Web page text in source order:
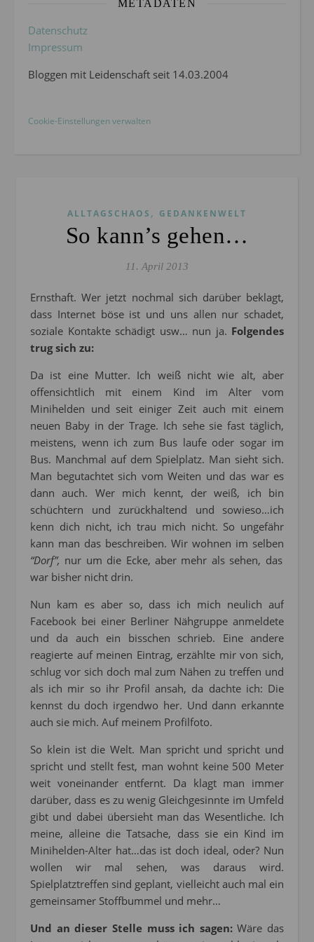
METADATEN
Datenschutz
Impressum
Bloggen mit Leidenschaft seit 14.03.2004
Cookie-Einstellungen verwalten
ALLTAGSCHAOS , GEDANKENWELT
So kann’s gehen…
11. April 2013
Ernsthaft. Wer jetzt nochmal sich darüber beklagt,
dass Internet böse ist und uns allen nur schadet,
soziale Kontakte schädigt usw… nun ja. Folgendes
trug sich zu:
Da ist eine Mutter. Ich weiß nicht wie alt, aber
offensichtlich mit einem Kind im Alter vom
Minihelden und seit einiger Zeit auch mit einem
neuen Baby in der Trage. Ich sehe sie fast täglich,
meistens, wenn ich zum Bus laufe oder sogar im
Bus. Manchmal auf dem Spielplatz. Man sieht sich.
Man begutachtet sich vom Weiten und das war es
dann auch. Wer mich kennt, der weiß, ich bin
schüchtern und zurückhaltend und sowieso…ich
kenn dich nicht, ich trau mich nicht. So ungefähr
kann man das beschreiben. Wir wohnen im selben
“Dorf”, nur um die Ecke, aber mehr als sehen, das
war bisher nicht drin.
Nun kam es aber so, dass ich mich neulich auf
Facebook bei einer Berliner Nähgruppe anmeldete
und da auch ein bisschen schrieb. Eine andere
reagierte auf meinen Eintrag, erzählte mir von sich,
schlug vor sich doch mal zum Nähen zu treffen und
als ich mir so ihr Profil ansah, da dachte ich: Die
kennst du doch irgendwo her. Und dann erkannte
auch sie mich. Auf meinem Profilfoto.
So klein ist die Welt. Man spricht und spricht und
spricht und stellt fest, man wohnt keine 500 Meter
weit voneinander entfernt. Da klagt man immer
darüber, dass es zu wenig Gleichgesinnte im Umfeld
gibt und dabei übersieht man das Wesentliche. Ich
meine, alleine die Tatsache, dass sie ein Kind im
Minihelden-Alter hat…das ist doch ideal, oder? Nun
wollen wir mal sehen, was daraus wird.
Spielplatztreffen sind geplant, vielleicht auch mal ein
gemeinsamer Stoffbummel und mehr…
Und an dieser Stelle muss ich sagen:Wäre das